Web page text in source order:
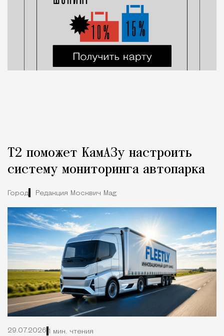
Т2 поможет КамАЗу настроить
систему мониторинга автопарка
Город Редакция Москвич Mag
29.07.2026 1 мин. чтения